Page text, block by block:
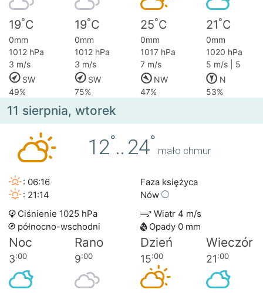
19°C 19°C 25°C 21°C
0mm 0mm 0mm
0mm
1012 hPa
1012 hPa 1017 hPa
1020 hPa
3 m/s
3 m/s 7 m/s
5 m/s | 5
SW
SW NW
N
49%
75% 47% 53%
11 sierpnia, wtorek
12°.. 24°
mało chmur
: 06:16
: 21:14
Faza księżyca
Nów
Ciśnienie 1025 hPa
Wiatr 4 m/s
północno-wschodni
Opady 0 mm
Noc Rano Dzień Wieczór
3:00 9:00 15:00 21:00